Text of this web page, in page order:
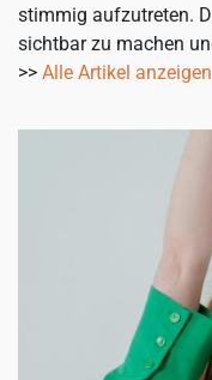
stimmig aufzutreten.
sichtbar zu machen
>> Alle Artikel anzeigen